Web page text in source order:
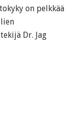
on pelkkää
Dr. Jag